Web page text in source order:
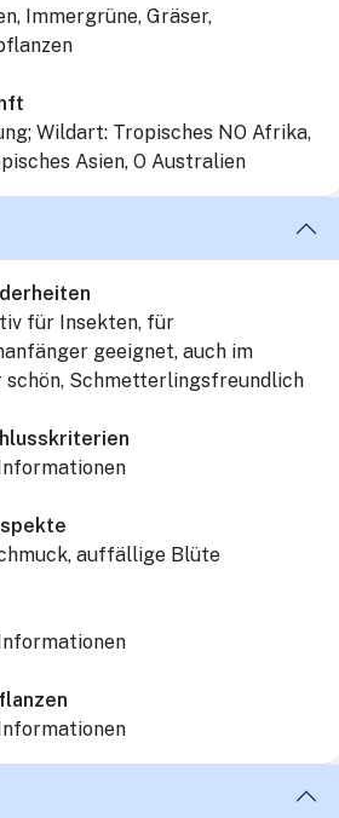
Immergrüne, Gräser,
Wildart: Tropisches NO Afrika,
Asien, O Australien
für Insekten, für
geeignet, auch im
schön, Schmetterlingsfreundlich
auffällige Blüte